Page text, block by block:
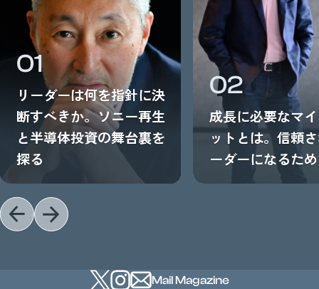
01
リーダーは何を指針に決
断すべきか。ソニー再生
と半導体投資の舞台裏を
探る
02
成長に必要なマ
ットとは。信頼
ーダーになるた
Mail Magazine